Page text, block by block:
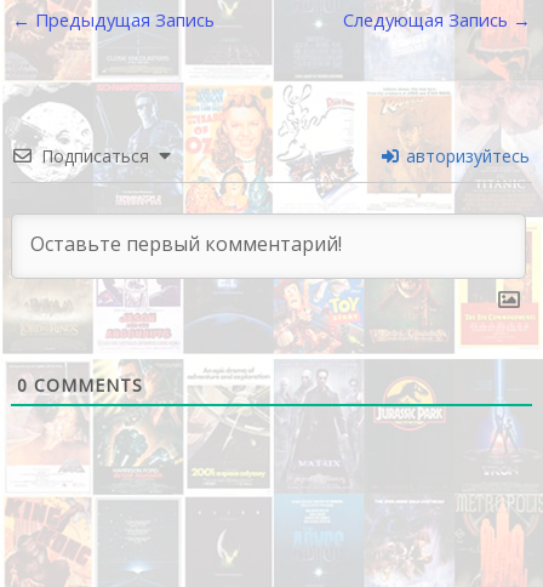
← Предыдущая Запись Следующая Запись →
Подписаться авторизуйтесь
0 COMMENTS